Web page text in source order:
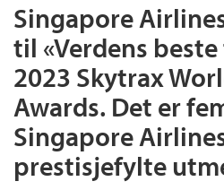
Singapore
til «Verdens
2023 Skytrax
Awards. Det er
Singapore
prestisjefylte